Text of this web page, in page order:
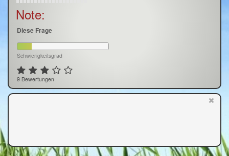
Note:
Diese Frage
Schwierigkeitsgrad
9 Bewertungen